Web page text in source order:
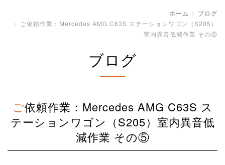
ホーム
ブログ
ご依頼作業：Mercedes AMG C63S ステーションワゴン（S205）
室内異音低減作業 その⑤
ブログ
ご依頼作業：Mercedes AMG C63S ス
テーションワゴン（S205）室内異音低
減作業 その⑤